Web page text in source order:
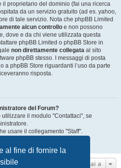
al fine di fornire la
il proprietario del dominio (fai una ricerca
da un servizio gratuito (ad es. yahoo,
di tale servizio. Nota che phpBB Limited
alcun controllo e non possono
dove e da chi viene utilizzata questa
phpBB Limited o phpBB Store in
non direttamente collegata al sito
phpBB stesso. I messaggi di posta
a phpBB Store riguardanti l’uso da parte
risposta.
del Forum?
il modulo "Contattaci", se
usare il collegamento "Staff".
Vai a